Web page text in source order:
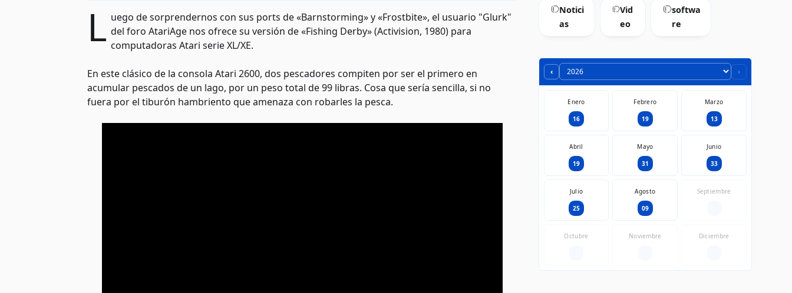
L uego de sorprendernos con sus ports de «Barnstorming» y «Frostbite», el usuario "Glurk"
del foro AtariAge nos ofrece su versión de «Fishing Derby» (Activision, 1980) para
computadoras Atari serie XL/XE.
En este clásico de la consola Atari 2600, dos pescadores compiten por ser el primero en
acumular pescados de un lago, por un peso total de 99 libras. Cosa que sería sencilla, si no
fuera por el tiburón hambriento que amenaza con robarles la pesca.
Notici
as
Vid
eo
softwa
re
‹ ›
Enero
16
Febrero
19
Marzo
13
Abril
19
Mayo
31
Junio
33
Julio
25
Agosto
09
Septiembre
Octubre Noviembre Diciembre